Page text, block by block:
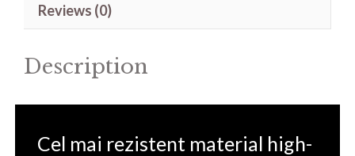
41G
quantity
Reviews (0)
Description
Cel mai rezistent material high-